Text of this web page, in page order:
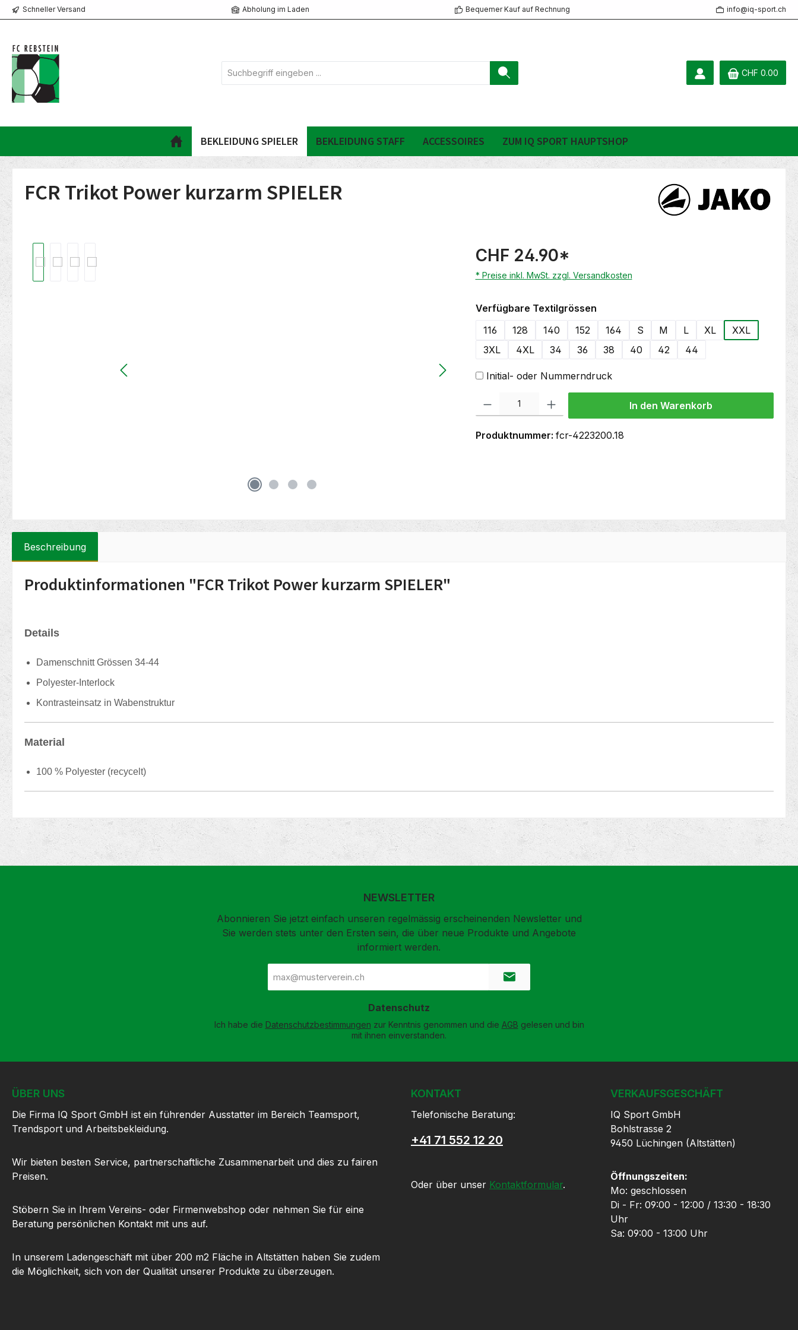
Zur Hauptnavigation springen
Schneller Versand Abholung im Laden Bequemer Kauf auf Rechnung info@iq-sport.ch
CHF 0.00
BEKLEIDUNG SPIELER BEKLEIDUNG STAFF ACCESSOIRES ZUM IQ SPORT HAUPTSHOP
FCR Trikot Power kurzarm SPIELER
CHF 24.90*
* Preise inkl. MwSt. zzgl. Versandkosten
Verfügbare Textilgrössenauswählen
116
128 140 152 164 S M L XL
XXL
3XL
4XL 34 36 38 40 42 44
Initial- oder Nummerndruck
Produkt Anzahl: Gib den gewünschten Wert ein oder benutze die Schaltflächen um die
In den Warenkorb
Produktnummer: fcr-4223200.18
Beschreibung
Produktinformationen "FCR Trikot Power kurzarm SPIELER"
Details
Damenschnitt Grössen 34-44
Polyester-Interlock
Kontrasteinsatz in Wabenstruktur
Material
100 % Polyester (recycelt)
NEWSLETTER
Abonnieren Sie jetzt einfach unseren regelmässig erscheinenden Newsletter und
Sie werden stets unter den Ersten sein, die über neue Produkte und Angebote
informiert werden.
Mail-
Adresse
Datenschutz
Ich habe die Datenschutzbestimmungen zur Kenntnis genommen und die AGB gelesen und bin
mit ihnen einverstanden.
ÜBER UNS
Die Firma IQ Sport GmbH ist ein führender Ausstatter im Bereich Teamsport,
Trendsport und Arbeitsbekleidung.
Wir bieten besten Service, partnerschaftliche Zusammenarbeit und dies zu fairen
Preisen.
Stöbern Sie in Ihrem Vereins- oder Firmenwebshop oder nehmen Sie für eine
Beratung persönlichen Kontakt mit uns auf.
In unserem Ladengeschäft mit über 200 m2 Fläche in Altstätten haben Sie zudem
die Möglichkeit, sich von der Qualität unserer Produkte zu überzeugen.
KONTAKT
Telefonische Beratung:
+41 71 552 12 20
Oder über unser Kontaktformular.
VERKAUFSGESCHÄFT
IQ Sport GmbH
Bohlstrasse 2
9450 Lüchingen (Altstätten)
Öffnungszeiten:
Mo: geschlossen
Di - Fr: 09:00 - 12:00 / 13:30 - 18:30
Uhr
Sa: 09:00 - 13:00 Uhr